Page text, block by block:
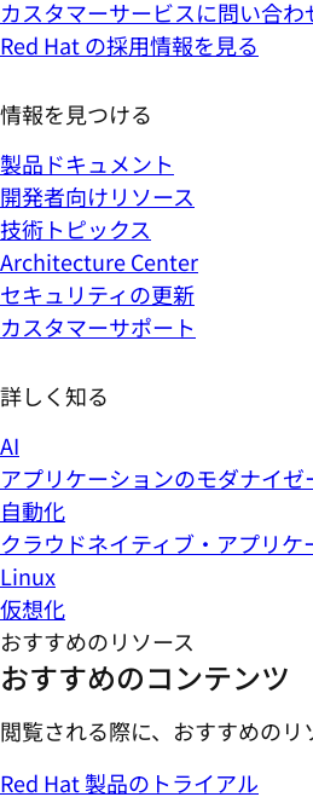
カスタマーサービスに問い合わ
Red Hat の採用情報を見る
情報を見つける
製品ドキュメント
開発者向けリソース
技術トピックス
Architecture Center
セキュリティの更新
カスタマーサポート
詳しく知る
AI
アプリケーションのモダナイゼ
自動化
クラウドネイティブ・アプリケ
Linux
仮想化
おすすめのリソース
おすすめのコンテンツ
閲覧される際に、おすすめのリ
Red Hat 製品のトライアル